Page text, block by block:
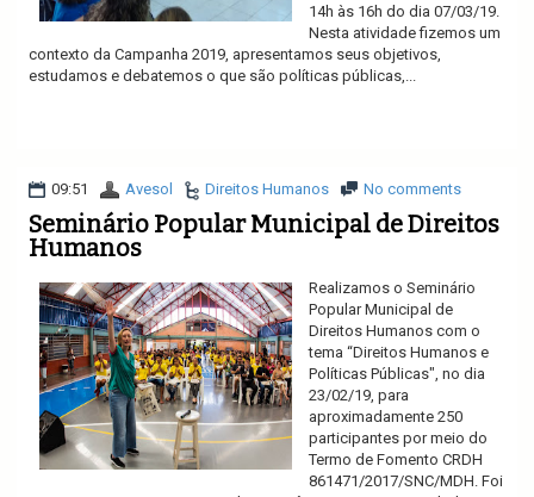
14h às 16h do dia 07/03/19.
Nesta atividade fizemos um
contexto da Campanha 2019, apresentamos seus objetivos,
estudamos e debatemos o que são políticas públicas,...
09:51 Avesol Direitos Humanos No comments
Seminário Popular Municipal de Direitos
Humanos
Realizamos o Seminário
Popular Municipal de
Direitos Humanos com o
tema “Direitos Humanos e
Políticas Públicas", no dia
23/02/19, para
aproximadamente 250
participantes por meio do
Termo de Fomento CRDH
861471/2017/SNC/MDH. Foi